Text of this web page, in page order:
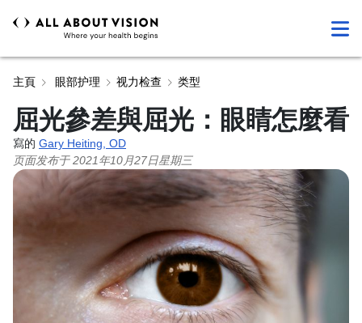
主頁 眼部护理 视力检查 类型
屈光參差與屈光：眼睛怎麼看
寫的 Gary Heiting, OD
页面发布于2021年10月27日星期三